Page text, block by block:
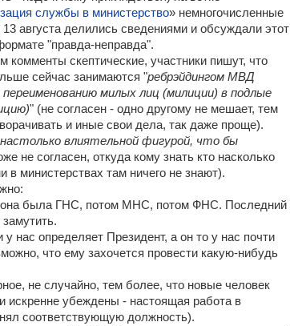
службы в министерство» немногочисленные
13 августа делились сведениями и обсуждали этот
"правда-неправда".
комменты скептические, участники пишут, что
сейчас занимаются "ребрэйдингом МВД
переименованию милых лиц (милиции) в подлые
" (не согласен - одно другому не мешает, тем
и иные свои дела, так даже проще).
влиятельной фигурой, что бы
не согласен, откуда кому знать кто насколько
в министерствах там ничего не знают).
она была ГНС, потом МНС, потом ФНС. Последний
нас определяет Президент, а он то у нас почти
что ему захочется провести какую-нибудь
не случайно, тем более, что новые человек
искренне убеждены - настоящая работа в
соответствующую должность).